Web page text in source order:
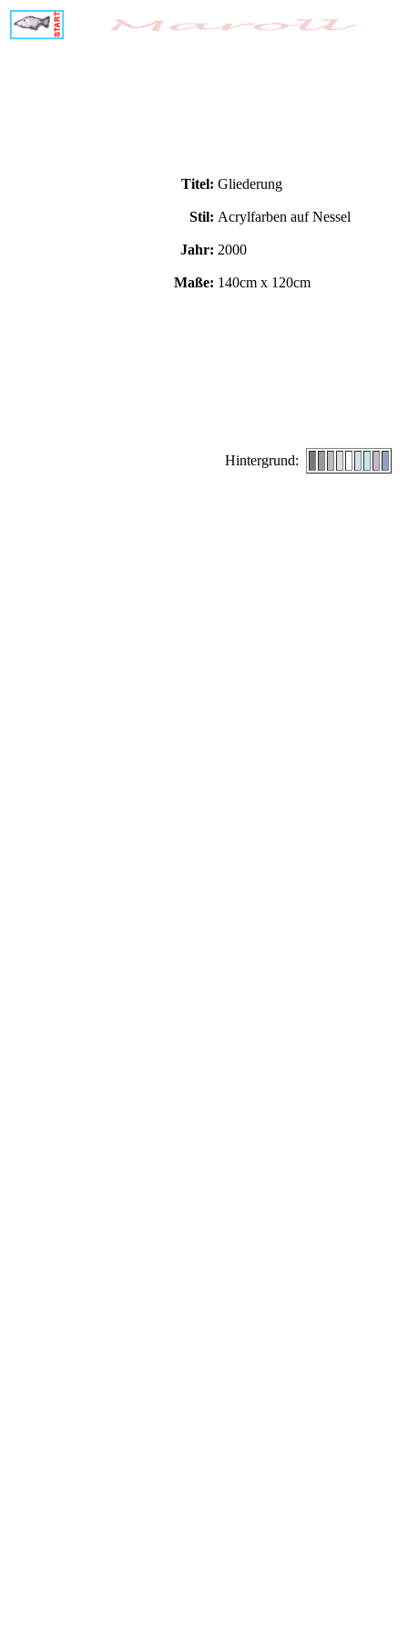
Titel:
Stil:
Jahr:
Maße:
Gliederung
Acrylfarben auf Nessel
2000
140cm x 120cm
Hintergrund: